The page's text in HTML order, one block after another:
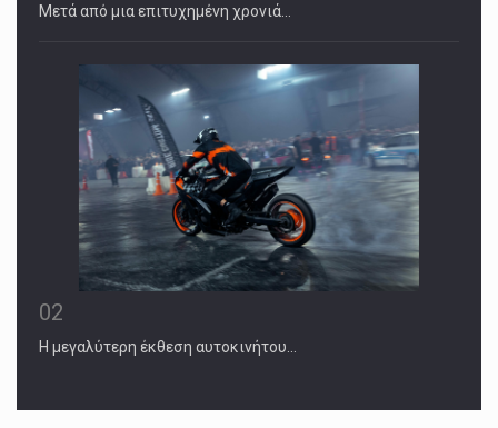
Μετά από μια επιτυχημένη χρονιά…
02
Η μεγαλύτερη έκθεση αυτοκινήτου…